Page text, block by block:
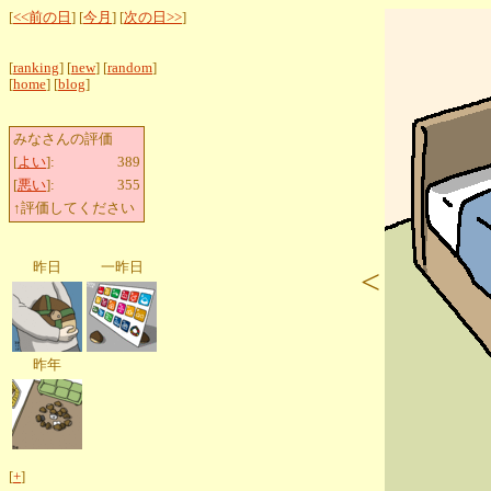
[<<前の日 ] [今月 ] [次の日>>]
[ranking] [new] [random]
[home] [blog]
みなさんの評価
[よい]:
389
[悪い]:
355
↑評価してください
昨日 一昨日
昨年
[+]
<